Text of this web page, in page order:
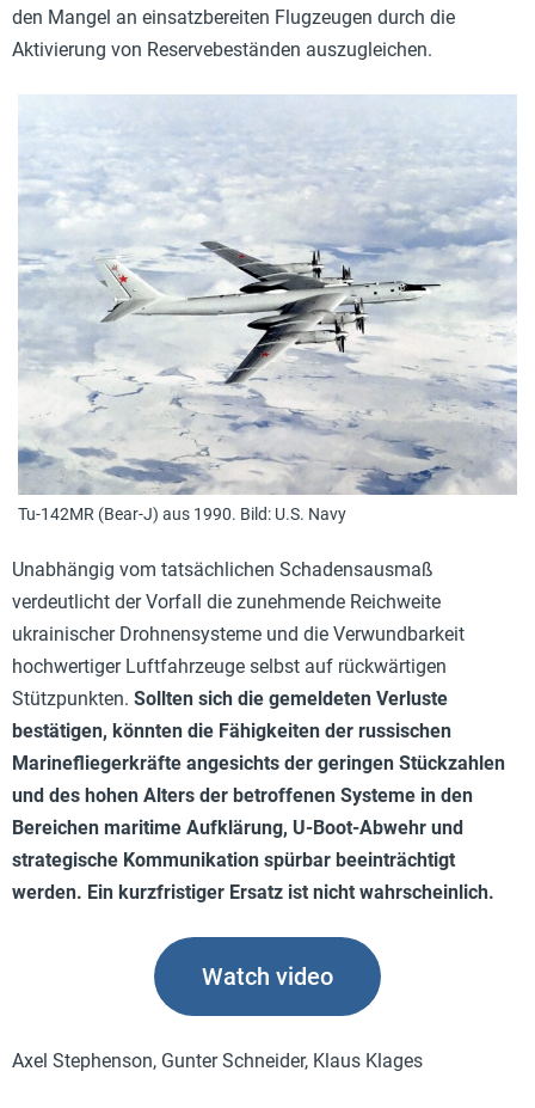
den Mangel an einsatzbereiten Flugzeugen durch die
Aktivierung von Reservebeständen auszugleichen.
Tu-142MR (Bear-J) aus 1990. Bild: U.S. Navy
Unabhängig vom tatsächlichen Schadensausmaß
verdeutlicht der Vorfall die zunehmende Reichweite
ukrainischer Drohnensysteme und die Verwundbarkeit
hochwertiger Luftfahrzeuge selbst auf rückwärtigen
Stützpunkten. Sollten sich die gemeldeten Verluste
bestätigen, könnten die Fähigkeiten der russischen
Marinefliegerkräfte angesichts der geringen Stückzahlen
und des hohen Alters der betroffenen Systeme in den
Bereichen maritime Aufklärung, U-Boot-Abwehr und
strategische Kommunikation spürbar beeinträchtigt
werden. Ein kurzfristiger Ersatz ist nicht wahrscheinlich.
Watch video
Axel Stephenson, Gunter Schneider, Klaus Klages